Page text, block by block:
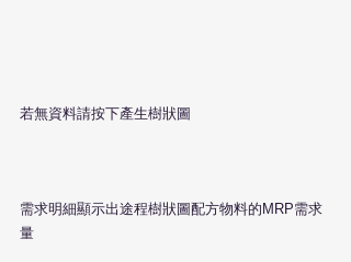
若無資料請按下產生樹狀圖
需求明細顯示出途程樹狀圖配方物料的MRP需求
量